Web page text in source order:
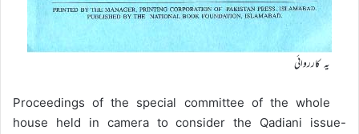
یہ کارروائی
Proceedings of the special committee of the whole
house held in camera to consider the Qadiani issue-